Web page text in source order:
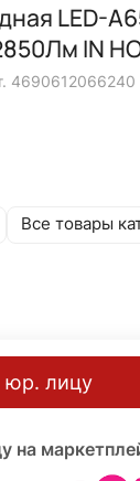
LED-
IN
4690612066240
Все товары
юр. лицу
на